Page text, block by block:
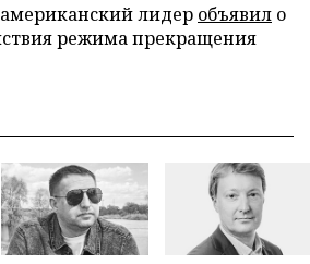
лидер объявил о
режима прекращения